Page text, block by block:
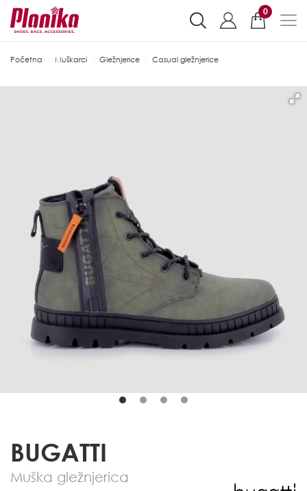
0
Početna Muškarci Gležnjerice Casual gležnjerice
BUGATTI
Muška gležnjerica